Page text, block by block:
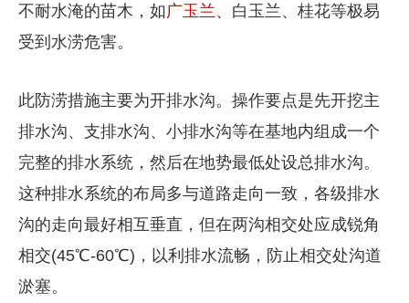
不耐水淹的苗木，如广玉兰、白玉兰、桂花等极易
受到水涝危害。
此防涝措施主要为开排水沟。操作要点是先开挖主
排水沟、支排水沟、小排水沟等在基地内组成一个
完整的排水系统，然后在地势最低处设总排水沟。
这种排水系统的布局多与道路走向一致，各级排水
沟的走向最好相互垂直，但在两沟相交处应成锐角
相交(45℃-60℃)，以利排水流畅，防止相交处沟道
淤塞。